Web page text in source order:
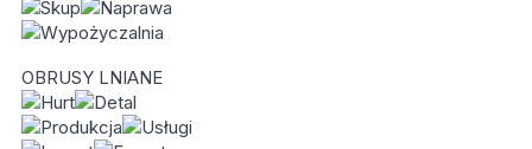
OBRUSY LNIANE